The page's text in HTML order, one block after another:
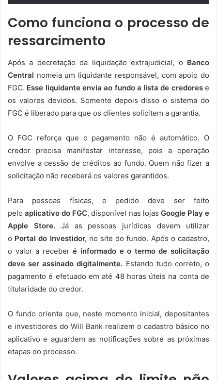
Como funciona o processo de
ressarcimento
Após a decretação da liquidação extrajudicial, o Banco
Central nomeia um liquidante responsável, com apoio do
FGC. Esse liquidante envia ao fundo a lista de credorese
os valores devidos. Somente depois disso o sistema do
FGC é liberado para que os clientes solicitem a garantia.
O FGC reforça que o pagamento não é automático. O
credor precisa manifestar interesse, pois a operação
envolve a cessão de créditos ao fundo. Quem não fizer a
solicitação não receberá os valores garantidos.
Para pessoas físicas, o pedido deve ser feito
pelo aplicativo do FGC, disponível nas lojas Google Play e
Apple Store.Já as pessoas jurídicas devem utilizar
o Portal do Investidor, no site do fundo. Após o cadastro,
o valor a receberé informado e o termo de solicitação
deve ser assinado digitalmente. Estando tudo correto, o
pagamento é efetuado em até 48 horas úteis na conta de
titularidade do credor.
O fundo orienta que, neste momento inicial, depositantes
e investidores do Will Bank realizem o cadastro básico no
aplicativo e aguardem as notificações sobre as próximas
etapas do processo.